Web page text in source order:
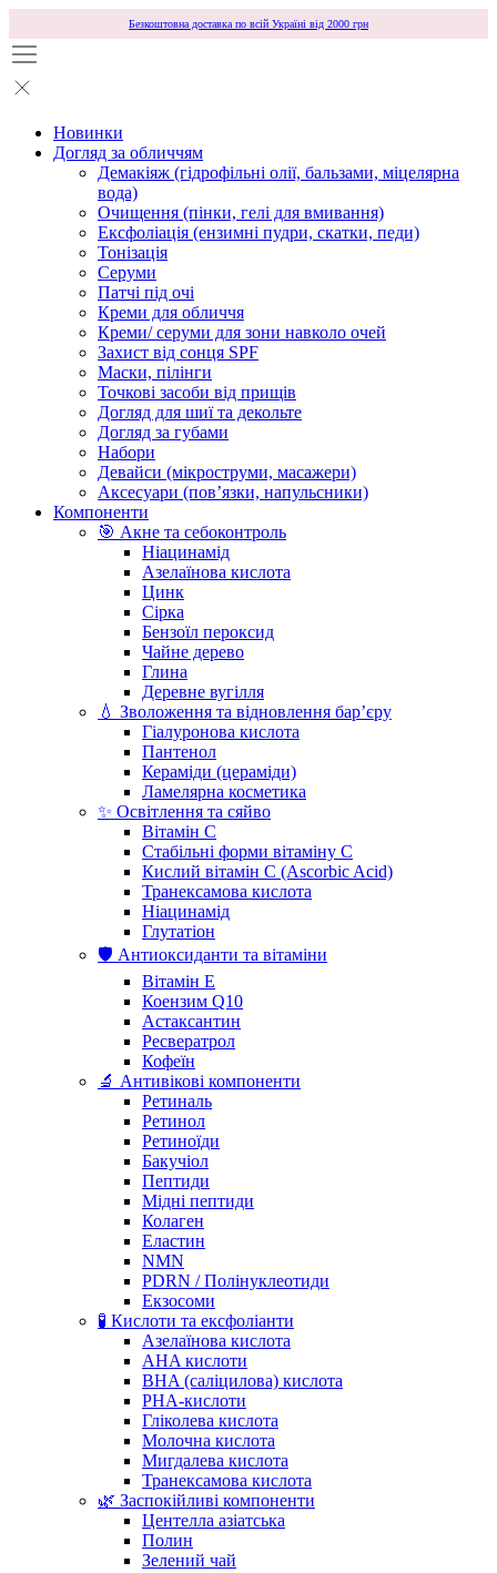
Безкоштовна доставка по всій Україні від 2000 грн
Новинки
Догляд за обличчям
Демакіяж (гідрофільні олії, бальзами, міцелярна
вода)
Очищення (пінки, гелі для вмивання)
Ексфоліація (ензимні пудри, скатки, педи)
Тонізація
Серуми
Патчі під очі
Креми для обличчя
Креми/ серуми для зони навколо очей
Захист від сонця SPF
Маски, пілінги
Точкові засоби від прищів
Догляд для шиї та декольте
Догляд за губами
Набори
Девайси (мікроструми, масажери)
Аксесуари (повʼязки, напульсники)
Компоненти
🎯 Акне та себоконтроль
Ніацинамід
Азелаїнова кислота
Цинк
Сірка
Бензоїл пероксид
Чайне дерево
Глина
Деревне вугілля
💧 Зволоження та відновлення бар’єру
Гіалуронова кислота
Пантенол
Кераміди (цераміди)
Ламелярна косметика
✨ Освітлення та сяйво
Вітамін С
Стабільні форми вітаміну С
Кислий вітамін С (Ascorbic Acid)
Транексамова кислота
Ніацинамід
Глутатіон
🛡️ Антиоксиданти та вітаміни
Вітамін Е
Коензим Q10
Астаксантин
Ресвератрол
Кофеїн
🔬 Антивікові компоненти
Ретиналь
Ретинол
Ретиноїди
Бакучіол
Пептиди
Мідні пептиди
Колаген
Еластин
NMN
PDRN / Полінуклеотиди
Екзосоми
🧪 Кислоти та ексфоліанти
Азелаїнова кислота
AHA кислоти
BHA (саліцилова) кислота
PHA-кислоти
Гліколева кислота
Молочна кислота
Мигдалева кислота
Транексамова кислота
🌿 Заспокійливі компоненти
Центелла азіатська
Полин
Зелений чай